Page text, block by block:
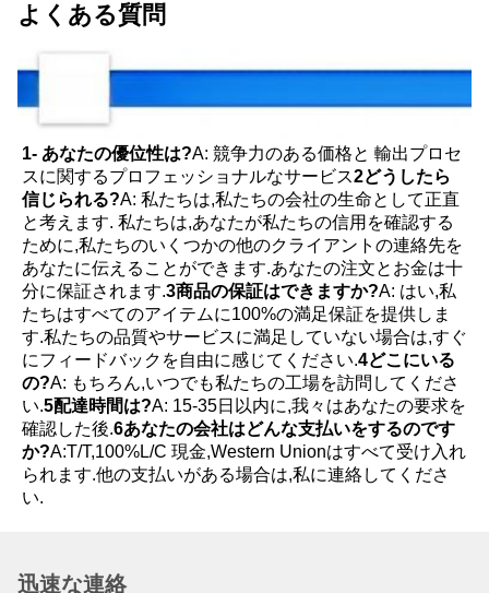
よくある質問
1- あなたの優位性は?A: 競争力のある価格と 輸出プロセ
スに関するプロフェッショナルなサービス2どうしたら
信じられる?A: 私たちは,私たちの会社の生命として正直
と考えます. 私たちは,あなたが私たちの信用を確認する
ために,私たちのいくつかの他のクライアントの連絡先を
あなたに伝えることができます.あなたの注文とお金は十
分に保証されます.3商品の保証はできますか?A: はい,私
たちはすべてのアイテムに100%の満足保証を提供しま
す.私たちの品質やサービスに満足していない場合は,すぐ
にフィードバックを自由に感じてください.4どこにいる
の?A: もちろん,いつでも私たちの工場を訪問してくださ
い.5配達時間は?A: 15-35日以内に,我々はあなたの要求を
確認した後.6あなたの会社はどんな支払いをするのです
か?A:T/T,100%L/C 現金,Western Unionはすべて受け入れ
られます.他の支払いがある場合は,私に連絡してくださ
い.
迅速な連絡